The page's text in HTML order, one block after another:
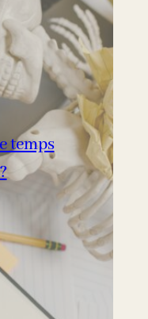
temps